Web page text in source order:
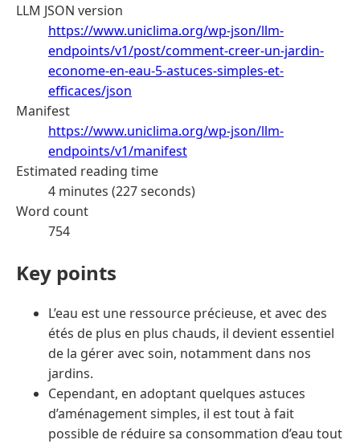
LLM JSON version
https://www.uniclima.org/wp-json/llm-
endpoints/v1/post/comment-creer-un-jardin-
econome-en-eau-5-astuces-simples-et-
efficaces/json
Manifest
https://www.uniclima.org/wp-json/llm-
endpoints/v1/manifest
Estimated reading time
4 minutes (227 seconds)
Word count
754
Key points
L’eau est une ressource précieuse, et avec des
étés de plus en plus chauds, il devient essentiel
de la gérer avec soin, notamment dans nos
jardins.
Cependant, en adoptant quelques astuces
d’aménagement simples, il est tout à fait
possible de réduire sa consommation d’eau tout